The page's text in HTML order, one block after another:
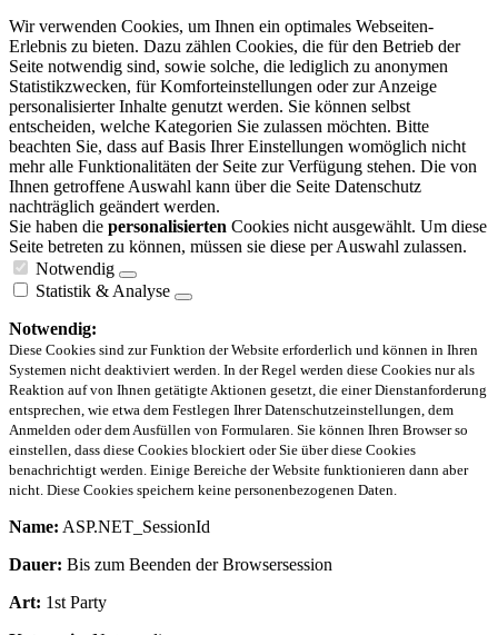
Wir verwenden Cookies, um Ihnen ein optimales Webseiten-
Erlebnis zu bieten. Dazu zählen Cookies, die für den Betrieb der
Seite notwendig sind, sowie solche, die lediglich zu anonymen
Statistikzwecken, für Komforteinstellungen oder zur Anzeige
personalisierter Inhalte genutzt werden. Sie können selbst
entscheiden, welche Kategorien Sie zulassen möchten. Bitte
beachten Sie, dass auf Basis Ihrer Einstellungen womöglich nicht
mehr alle Funktionalitäten der Seite zur Verfügung stehen. Die von
Ihnen getroffene Auswahl kann über die Seite Datenschutz
nachträglich geändert werden.
Sie haben die personalisierten Cookies nicht ausgewählt. Um diese
Seite betreten zu können, müssen sie diese per Auswahl zulassen.
Notwendig
Statistik & Analyse
Notwendig:
Diese Cookies sind zur Funktion der Website erforderlich und können in Ihren
Systemen nicht deaktiviert werden. In der Regel werden diese Cookies nur als
Reaktion auf von Ihnen getätigte Aktionen gesetzt, die einer Dienstanforderung
entsprechen, wie etwa dem Festlegen Ihrer Datenschutzeinstellungen, dem
Anmelden oder dem Ausfüllen von Formularen. Sie können Ihren Browser so
einstellen, dass diese Cookies blockiert oder Sie über diese Cookies
benachrichtigt werden. Einige Bereiche der Website funktionieren dann aber
nicht. Diese Cookies speichern keine personenbezogenen Daten.
Name: ASP.NET_SessionId
Dauer: Bis zum Beenden der Browsersession
Art: 1st Party